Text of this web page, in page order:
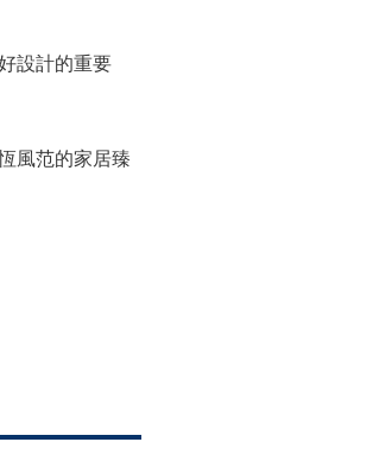
設計的重要
風范的家居臻